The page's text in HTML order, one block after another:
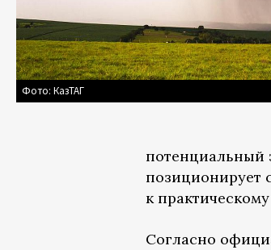
Фото: КазТАГ
потенциальный
позиционирует
к
Согласно